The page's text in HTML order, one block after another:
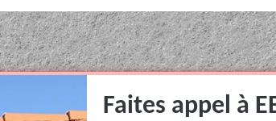
Faites appel à